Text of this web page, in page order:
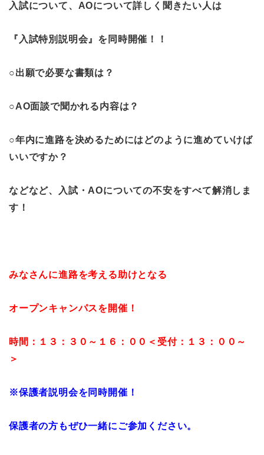
入試について、AOについて詳しく聞きたい人は
『入試特別説明会』を同時開催！！
○出願で必要な書類は？
○AO面談で聞かれる内容は？
○年内に進路を決めるためにはどのように進めていけば
いいですか？
などなど、入試・AOについての不安をすべて解消しま
す！
みなさんに進路を考える助けとなる
オープンキャンパスを開催！
時間：１３：３０～１６：００＜受付：１３：００～
＞
※保護者説明会を同時開催！
保護者の方もぜひ一緒にご参加ください。